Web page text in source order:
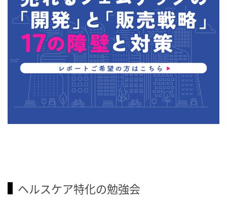
ヘルスケア特化の勉強会